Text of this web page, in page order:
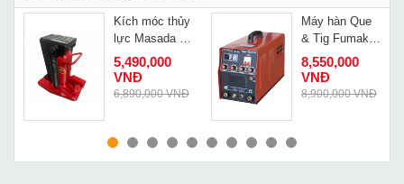
MUA NGAY
Kích móc thủy
lực Masada 5
tấn MHCK-
5RS-2
5,490,000
VNĐ
6,890,000 VNĐ
MUA NGAY
Máy hàn Que
& Tig Fumak
Mega Tig 300A
8,550,000
VNĐ
8,900,000 VNĐ